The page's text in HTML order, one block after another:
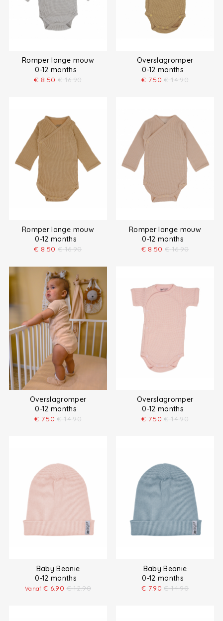
Romper lange mouw
0-12 months
€ 8.50 € 16.90
Overslagromper
0-12 months
€ 7.50 € 14.90
Romper lange mouw
0-12 months
€ 8.50 € 16.90
Romper lange mouw
0-12 months
€ 8.50 € 16.90
Overslagromper
0-12 months
€ 7.50 € 14.90
Overslagromper
0-12 months
€ 7.50 € 14.90
Baby Beanie
0-12 months
Vanaf€ 6.90 € 12.90
Baby Beanie
0-12 months
€ 7.90 € 14.90